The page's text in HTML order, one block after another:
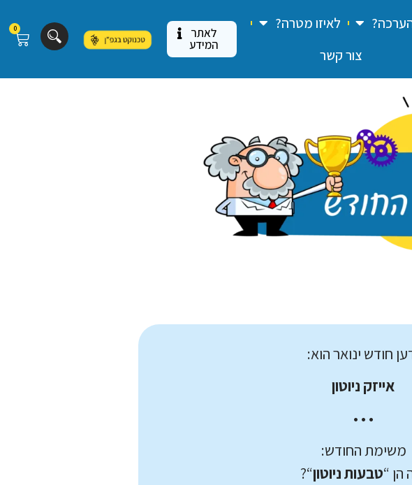
לאיזו מטרה?
צור קשר
לאתר
המידע
0
חודש ינואר הוא:
אייזק ניוטון
• • •
משימת החודש:
הן “טבעות ניוטון“?